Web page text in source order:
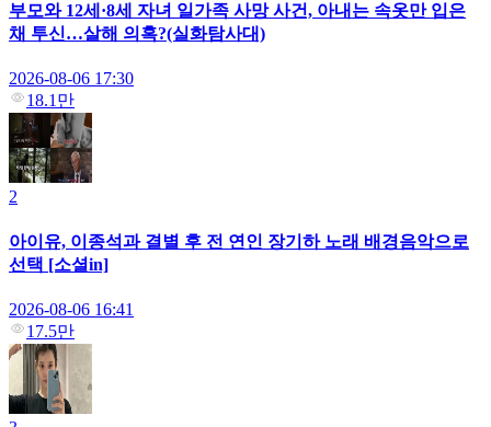
부모와 12세·8세 자녀 일가족 사망 사건, 아내는 속옷만 입은
채 투신…살해 의혹?(실화탐사대)
2026-08-06 17:30
18.1만
2
아이유, 이종석과 결별 후 전 연인 장기하 노래 배경음악으로
선택 [소셜in]
2026-08-06 16:41
17.5만